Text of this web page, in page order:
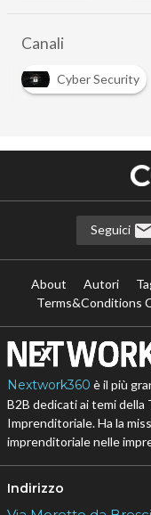
Canali
Cyber Security
Seguici
About Autori
Terms&Conditions
Nextwork360 è il più
B2B dedicati ai temi della
Imprenditoriale. Ha la
imprenditoriale nelle
Indirizzo